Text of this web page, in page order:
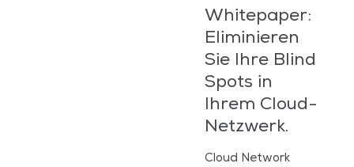
Whitepaper:
Eliminieren
Sie Ihre Blind
Spots in
Ihrem Cloud-
Netzwerk.
Cloud Network